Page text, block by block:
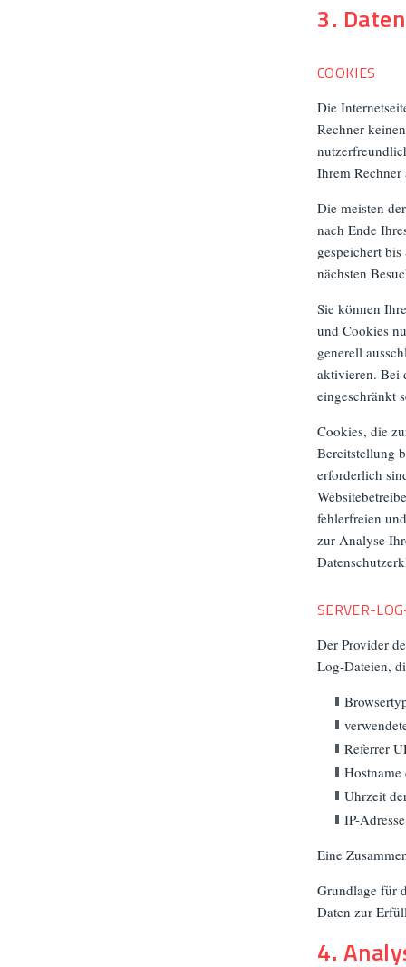
3.
COOKIES
Die
Rechner
Ihrem
Die meisten
nach Ende
gespeichert
nächsten
Sie können
und Cookies
generell
aktivieren. Bei
eingeschränkt
Cookies, die
Bereitstellung
erforderlich
fehlerfreien
zur Analyse
SERVER-
Der Provider
Log-Dateien,
Referrer
Hostname
Uhrzeit
IP-Adresse
Eine
Grundlage für
Daten zur
4.